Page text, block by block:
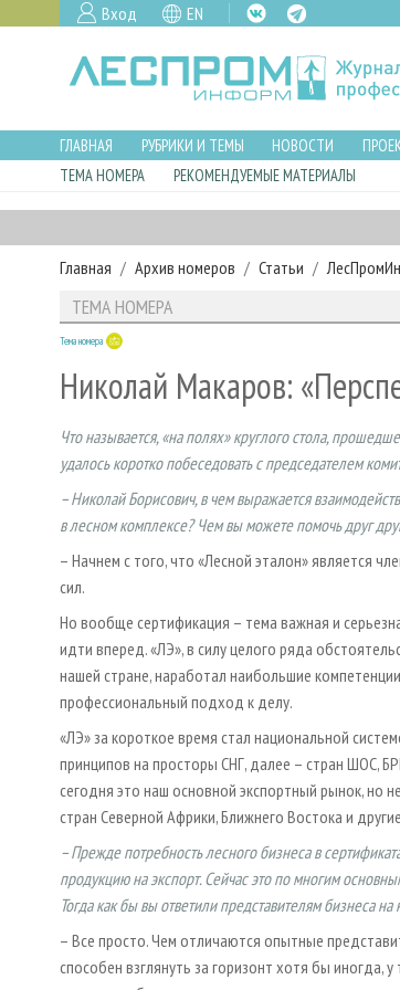
Вход EN
ГЛАВНАЯ РУБРИКИ И ТЕМЫ НОВОСТИ
ТЕМА НОМЕРА
РЕКОМЕНДУЕМЫЕ МАТЕРИАЛЫ
Главная Архив номеров Статьи
ТЕМА НОМЕРА
Тема номера
Николай Макаров:
Что называется, «на полях» круглого стола,
удалось коротко побеседовать с председателем
– Николай Борисович, в чем выражается
в лесном комплексе? Чем вы можете помочь друг
– Начнем с того, что «Лесной эталон» является
сил.
Но вообще сертификация – тема важная и
идти вперед. «ЛЭ», в силу целого ряда
нашей стране, наработал наибольшие
профессиональный подход к делу.
«ЛЭ» за короткое время стал национальной
принципов на просторы СНГ, далее – стран ШОС,
сегодня это наш основной экспортный рынок, но
стран Северной Африки, Ближнего Востока и
– Прежде потребность лесного бизнеса в
продукцию на экспорт. Сейчас это по многим
Тогда как бы вы ответили представителям бизнеса
– Все просто. Чем отличаются опытные
способен взглянуть за горизонт хотя бы иногда,